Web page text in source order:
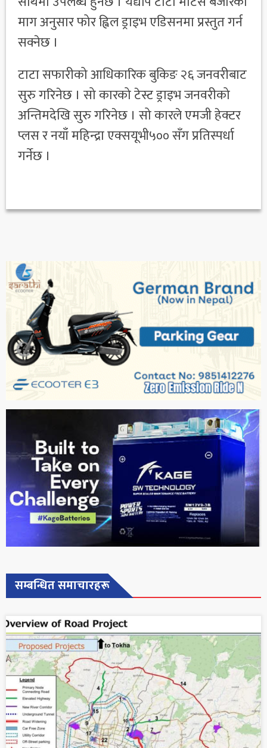
माग अनुसार फोर ह्विल ड्राइभ एडिसनमा प्रस्तुत गर्न
सक्नेछ ।
टाटा सफारीको आधिकारिक बुकिङ २६ जनवरीबाट
सुरु गरिनेछ । सो कारको टेस्ट ड्राइभ जनवरीको
अन्तिमदेखि सुरु गरिनेछ । सो कारले एमजी हेक्टर
प्लस र नयाँ महिन्द्रा एक्सयूभी५०० सँग प्रतिस्पर्धा
गर्नेछ ।
सम्बन्धित समाचारहरू